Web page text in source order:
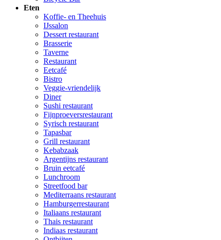
Eten
Koffie- en Theehuis
IJssalon
Dessert restaurant
Brasserie
Taverne
Restaurant
Eetcafé
Bistro
Veggie-vriendelijk
Diner
Sushi restaurant
Fijnproeversrestaurant
Syrisch restaurant
Tapasbar
Grill restaurant
Kebabzaak
Argentijns restaurant
Bruin eetcafé
Lunchroom
Streetfood bar
Mediterraans restaurant
Hamburgerrestaurant
Italiaans restaurant
Thais restaurant
Indiaas restaurant